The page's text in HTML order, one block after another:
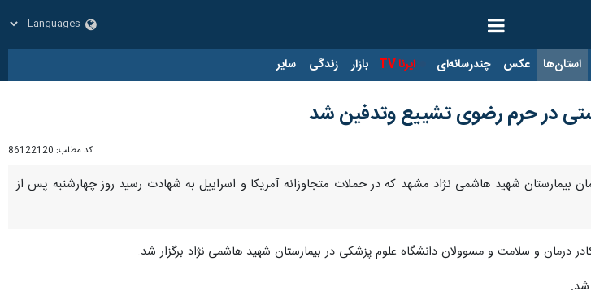
استان‌ها عکس چندرسانه‌ای ایرنا TV بازار زندگی سایر
در حرم رضوی تشییع وتدفین شد
کد مطلب: 86122120
بیمارستان شهید هاشمی نژاد مشهد که در حملات متجاوزانه آمریکا و اسراییل به شهادت رسید روز چهارشنبه پس از
درمان و سلامت و مسوولان دانشگاه علوم پزشکی در بیمارستان شهید هاشمی نژاد برگزار شد.
شد.